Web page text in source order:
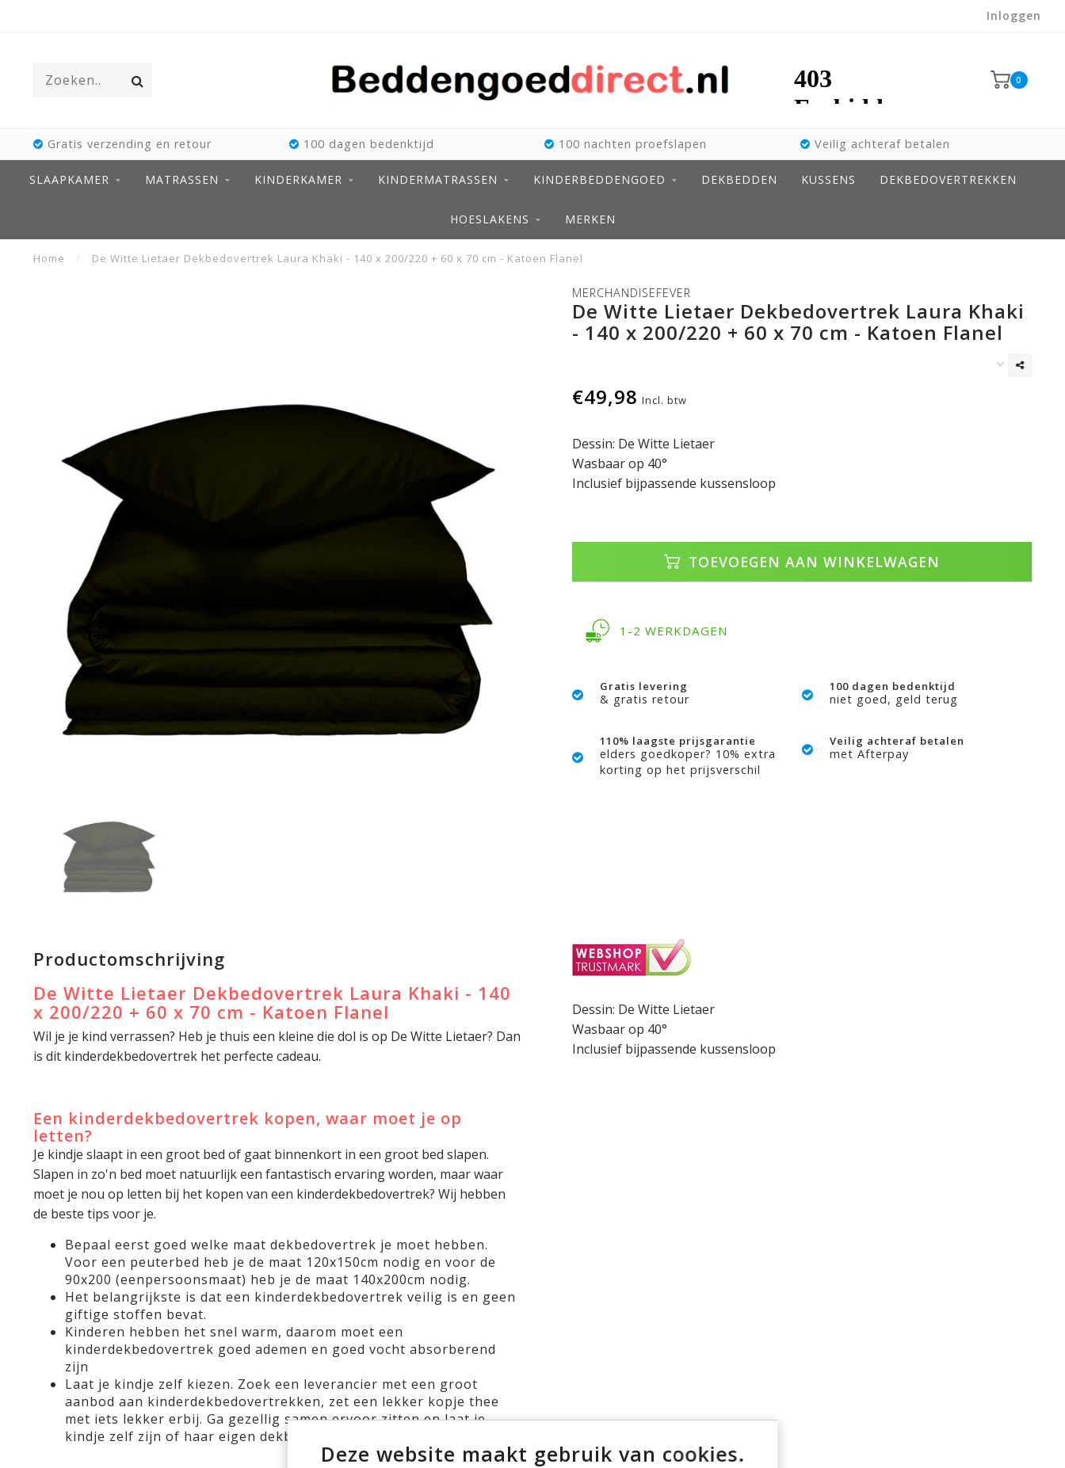
Inloggen
0
Gratis verzending en retour 100 dagen bedenktijd 100 nachten proefslapen Veilig achteraf betalen
SLAAPKAMER MATRASSEN KINDERKAMER KINDERMATRASSEN KINDERBEDDENGOED DEKBEDDEN KUSSENS DEKBEDOVERTREKKEN
HOESLAKENS MERKEN
Home / De Witte Lietaer Dekbedovertrek Laura Khaki - 140 x 200/220 + 60 x 70 cm - Katoen Flanel
MERCHANDISEFEVER
De Witte Lietaer Dekbedovertrek Laura Khaki
- 140 x 200/220 + 60 x 70 cm - Katoen Flanel
€49,98 Incl. btw
Dessin: De Witte Lietaer
Wasbaar op 40°
Inclusief bijpassende kussensloop
TOEVOEGEN AAN WINKELWAGEN
1-2 WERKDAGEN
Gratis levering
& gratis retour
100 dagen bedenktijd
niet goed, geld terug
110% laagste prijsgarantie
elders goedkoper? 10% extra
korting op het prijsverschil
Veilig achteraf betalen
met Afterpay
Productomschrijving
De Witte Lietaer Dekbedovertrek Laura Khaki - 140
x 200/220 + 60 x 70 cm - Katoen Flanel
Wil je je kind verrassen? Heb je thuis een kleine die dol is op De Witte Lietaer? Dan
is dit kinderdekbedovertrek het perfecte cadeau.
Een kinderdekbedovertrek kopen, waar moet je op
letten?
Je kindje slaapt in een groot bed of gaat binnenkort in een groot bed slapen.
Slapen in zo'n bed moet natuurlijk een fantastisch ervaring worden, maar waar
moet je nou op letten bij het kopen van een kinderdekbedovertrek? Wij hebben
de beste tips voor je.
Bepaal eerst goed welke maat dekbedovertrek je moet hebben.
Voor een peuterbed heb je de maat 120x150cm nodig en voor de
90x200 (eenpersoonsmaat) heb je de maat 140x200cm nodig.
Het belangrijkste is dat een kinderdekbedovertrek veilig is en geen
giftige stoffen bevat.
Kinderen hebben het snel warm, daarom moet een
kinderdekbedovertrek goed ademen en goed vocht absorberend
zijn
Laat je kindje zelf kiezen. Zoek een leverancier met een groot
aanbod aan kinderdekbedovertrekken, zet een lekker kopje thee
met iets lekker erbij. Ga gezellig samen ervoor zitten en laat je
kindje zelf zijn of haar eigen dekbedovertrek kiezen.
Dessin: De Witte Lietaer
Wasbaar op 40°
Inclusief bijpassende kussensloop
Deze website maakt gebruik van cookies.